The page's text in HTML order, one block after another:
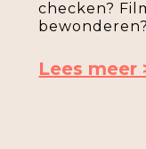
checken?
Lees meer